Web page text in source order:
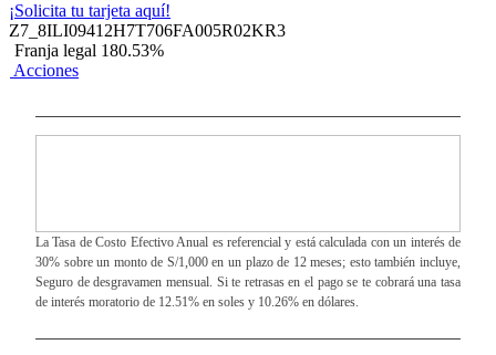
¡Solicita tu tarjeta aquí!
Z7_8ILI09412H7T706FA005R02KR3
Franja legal 180.53%
Acciones
La Tasa de Costo Efectivo Anual es referencial y está calculada con un interés de
30% sobre un monto de S/1,000 en un plazo de 12 meses; esto también incluye,
Seguro de desgravamen mensual. Si te retrasas en el pago se te cobrará una tasa
de interés moratorio de 12.51% en soles y 10.26% en dólares.